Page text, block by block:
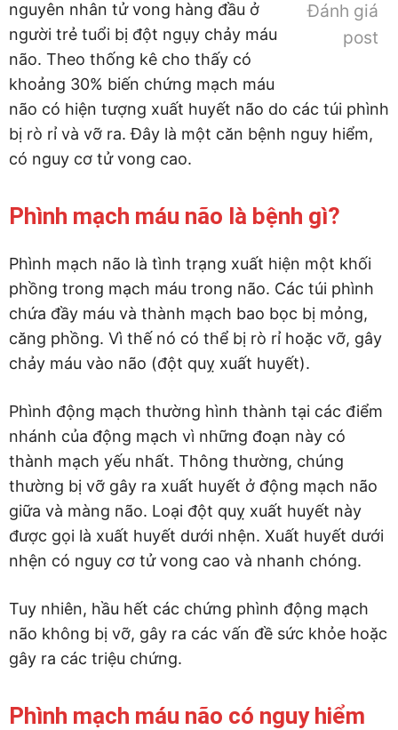
Đánh giá
post
nguyên nhân tử vong hàng đầu ở
người trẻ tuổi bị đột ngụy chảy máu
não. Theo thống kê cho thấy có
khoảng 30% biến chứng mạch máu
não có hiện tượng xuất huyết não do các túi phình
bị rò rỉ và vỡ ra. Đây là một căn bệnh nguy hiểm,
có nguy cơ tử vong cao.
Phình mạch máu não là bệnh gì?
Phình mạch não là tình trạng xuất hiện một khối
phồng trong mạch máu trong não. Các túi phình
chứa đầy máu và thành mạch bao bọc bị mỏng,
căng phồng. Vì thế nó có thể bị rò rỉ hoặc vỡ, gây
chảy máu vào não (đột quỵ xuất huyết).
Phình động mạch thường hình thành tại các điểm
nhánh của động mạch vì những đoạn này có
thành mạch yếu nhất. Thông thường, chúng
thường bị vỡ gây ra xuất huyết ở động mạch não
giữa và màng não. Loại đột quỵ xuất huyết này
được gọi là xuất huyết dưới nhện. Xuất huyết dưới
nhện có nguy cơ tử vong cao và nhanh chóng.
Tuy nhiên, hầu hết các chứng phình động mạch
não không bị vỡ, gây ra các vấn đề sức khỏe hoặc
gây ra các triệu chứng.
Phình mạch máu não có nguy hiểm